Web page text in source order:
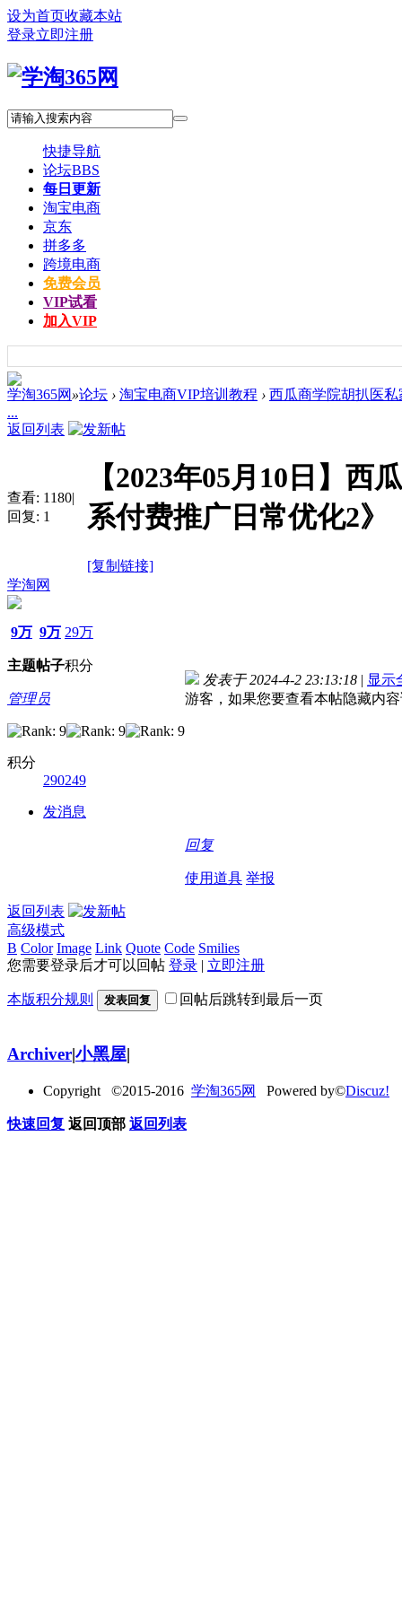
设为首页收藏本站
登录立即注册
快捷导航
论坛BBS
每日更新
淘宝电商
京东
拼多多
跨境电商
免费会员
VIP试看
加入VIP
学淘365网 »论坛 › 淘宝电商VIP培训教程 › 西瓜商学院胡扒医
...
返回列表
查看: 1180|
回复: 1
【2023年05月10日】
系付费推广日常优化2》
[复制链接]
学淘网
9万
主题
9万
帖子
29万
积分
管理员
积分
290249
发消息
发表于 2024-4-2 23:13:18 | 显示
游客，如果您要查看本帖隐藏内
回复
使用道具 举报
返回列表
高级模式
B Color Image Link Quote Code Smilies
您需要登录后才可以回帖 登录 | 立即注册
本版积分规则 发表回复 回帖后跳转到最后一页
Archiver|小黑屋|
Copyright ©2015-2016 学淘365网 Powered by©Discuz!
快速回复 返回顶部 返回列表